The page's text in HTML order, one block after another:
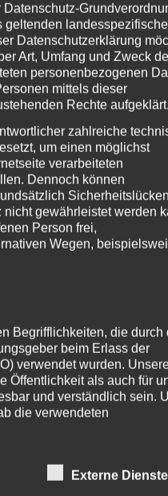
erfolgreichem
einer Waldbrandfläche,
strukturreicher
Next
geltenden
Datenschutzerklärung
Art, Umfang und Zweck
personenbezogenen
mittels dieser
Rechte
zahlreiche
um einen möglichst
verarbeiteten
Dennoch können
Sicherheitslücken
gewährleistet werden
Person frei,
Wegen,
Begrifflichkeiten, die durch
beim Erlass der
verwendet wurden.
Öffentlichkeit als auch für
und verständlich sein.
die verwendeten
Externe Dienste